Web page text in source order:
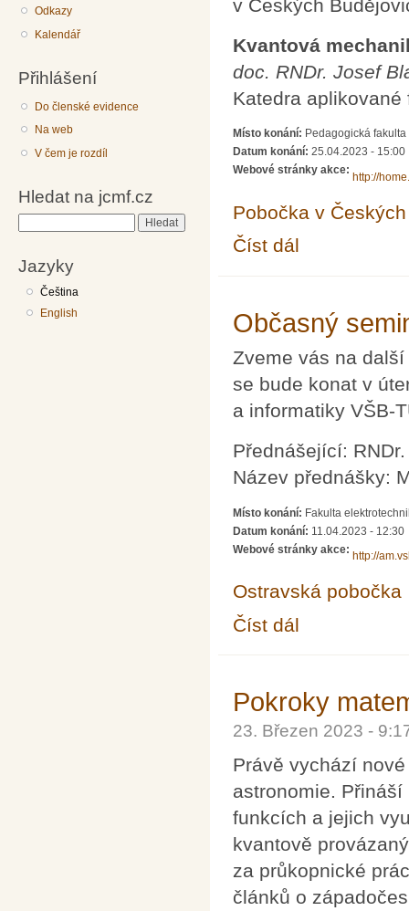
Odkazy
Kalendář
Přihlášení
Do členské evidence
Na web
V čem je rozdíl
Hledat na jcmf.cz
Jazyky
Čeština
English
v Českých
Kvantová
doc. RNDr. Josef
Katedra
Místo konání: Pedagogická
Datum konání: 25.04.2023 - 15:00
Webové stránky akce:
http://
Pobočka v
Číst dál
Občasný
Zveme vás na
se bude konat v
a informatiky VŠB-
Přednášející:
Název přednášky:
Místo konání: Fakulta
Datum konání: 11.04.2023 - 12:30
Webové stránky akce:
http://
Ostravská pobočka
Číst dál
Pokroky
23. Březen 2023 -
Právě vychází
astronomie.
funkcích a jejich
kvantově
za průkopnické
článků o